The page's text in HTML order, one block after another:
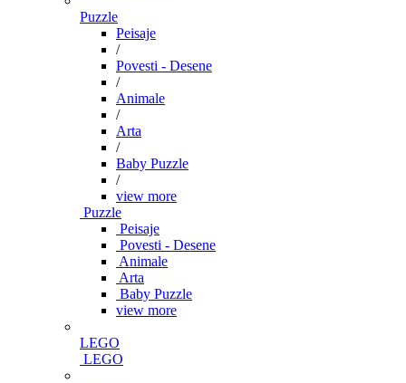
Puzzle
Peisaje
/
Povesti - Desene
/
Animale
/
Arta
/
Baby Puzzle
/
view more
Puzzle
Peisaje
Povesti - Desene
Animale
Arta
Baby Puzzle
view more
LEGO
LEGO